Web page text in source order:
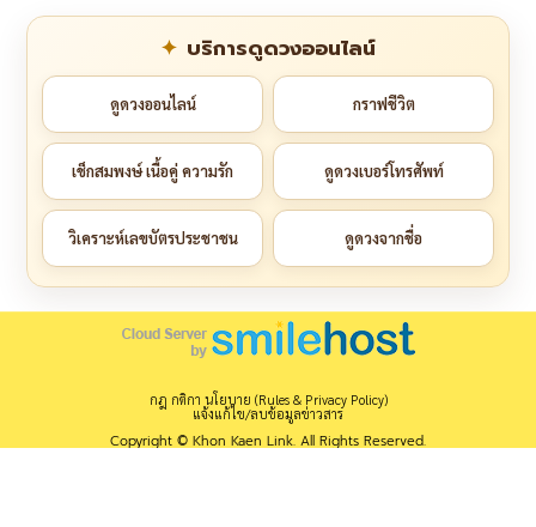
บริการดูดวงออนไลน์
ดูดวงออนไลน์ กราฟชีวิต
เช็กสมพงษ์ เนื้อคู่ ความรัก ดูดวงเบอร์โทรศัพท์
วิเคราะห์เลขบัตรประชาชน ดูดวงจากชื่อ
กฎ กติกา นโยบาย (Rules & Privacy Policy)
แจ้งแก้ไข/ลบข้อมูลข่าวสาร
Copyright © Khon Kaen Link. All Rights Reserved.